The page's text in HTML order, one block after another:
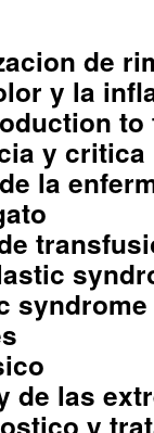
de
y la
y
la
syndrome
de las
y